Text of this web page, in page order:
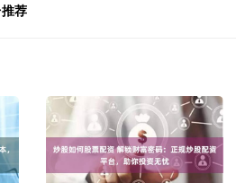
荐